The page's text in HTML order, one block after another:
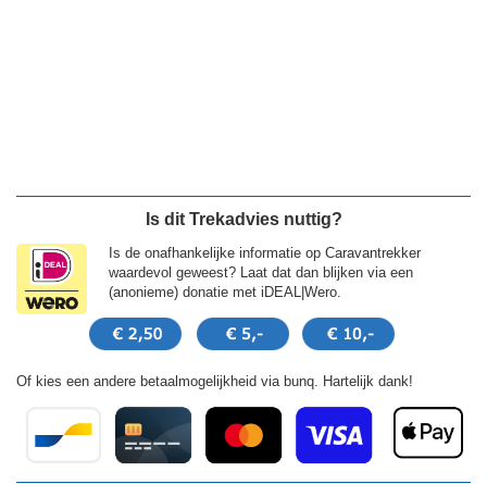
Is dit Trekadvies nuttig?
Is de onafhankelijke informatie op Caravantrekker
waardevol geweest? Laat dat dan blijken via een
(anonieme) donatie met iDEAL|Wero.
Of kies een andere betaalmogelijkheid via bunq. Hartelijk dank!